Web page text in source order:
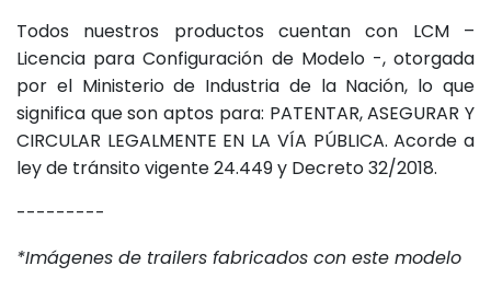
Todos nuestros productos cuentan con LCM –
Licencia para Configuración de Modelo -, otorgada
por el Ministerio de Industria de la Nación, lo que
significa que son aptos para: PATENTAR, ASEGURAR Y
CIRCULAR LEGALMENTE EN LA VÍA PÚBLICA. Acorde a
ley de tránsito vigente 24.449 y Decreto 32/2018.
---------
*Imágenes de trailers fabricados con este modelo